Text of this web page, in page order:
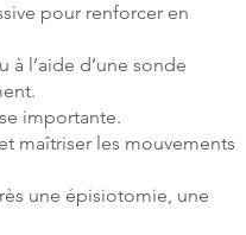
pour renforcer en
l’aide d’une sonde
importante.
maîtriser les mouvements
une épisiotomie, une